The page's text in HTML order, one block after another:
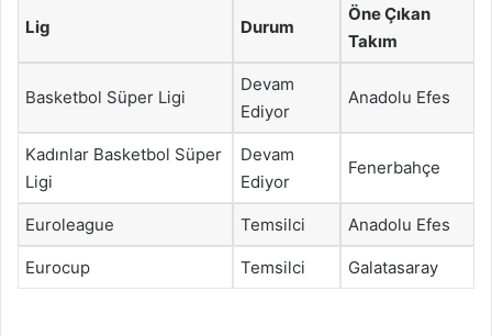
Lig Durum
Öne Çıkan
Takım
Basketbol Süper Ligi
Devam
Ediyor
Anadolu Efes
Kadınlar Basketbol Süper
Ligi
Devam
Ediyor
Fenerbahçe
Euroleague Temsilci Anadolu Efes
Eurocup Temsilci Galatasaray